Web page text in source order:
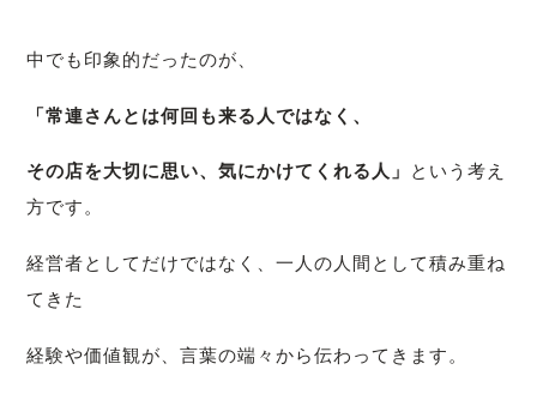
中でも印象的だったのが、
「常連さんとは何回も来る人ではなく、
その店を大切に思い、気にかけてくれる人」 という考え
方です。
経営者としてだけではなく、一人の人間として積み重ね
てきた
経験や価値観が、言葉の端々から伝わってきます。